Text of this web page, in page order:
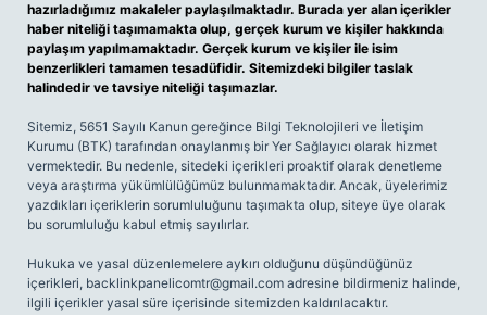
hazırladığımız makaleler paylaşılmaktadır. Burada yer alan içerikler
haber niteliği taşımamakta olup, gerçek kurum ve kişiler hakkında
paylaşım yapılmamaktadır. Gerçek kurum ve kişiler ile isim
benzerlikleri tamamen tesadüfidir. Sitemizdeki bilgiler taslak
halindedir ve tavsiye niteliği taşımazlar.
Sitemiz, 5651 Sayılı Kanun gereğince Bilgi Teknolojileri ve İletişim
Kurumu (BTK) tarafından onaylanmış bir Yer Sağlayıcı olarak hizmet
vermektedir. Bu nedenle, sitedeki içerikleri proaktif olarak denetleme
veya araştırma yükümlülüğümüz bulunmamaktadır. Ancak, üyelerimiz
yazdıkları içeriklerin sorumluluğunu taşımakta olup, siteye üye olarak
bu sorumluluğu kabul etmiş sayılırlar.
Hukuka ve yasal düzenlemelere aykırı olduğunu düşündüğünüz
içerikleri, backlinkpanelicomtr@gmail.com adresine bildirmeniz halinde,
ilgili içerikler yasal süre içerisinde sitemizden kaldırılacaktır.